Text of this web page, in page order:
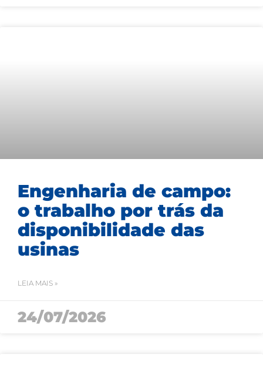
Engenharia de campo:
o trabalho por trás da
disponibilidade das
usinas
LEIA MAIS »
24/07/2026